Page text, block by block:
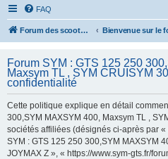
FAQ
Forum des scooters SYM - GTS -MAXSYM - CRUISYM - JOYMAX - Maxsym TL
Forum SYM : GTS 125 250
Maxsym TL , SYM CRUISYM
confidentialité
Cette politique explique en détail
300,SYM MAXSYM 400, Maxsym TL ,
sociétés affiliées (désignés ci-après par
SYM : GTS 125 250 300,SYM MAXSYM
JOYMAX Z », « https://www.sym-gts.fr/